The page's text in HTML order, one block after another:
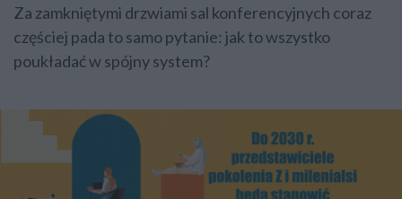
Za zamkniętymi drzwiami sal konferencyjnych coraz
częściej pada to samo pytanie: jak to wszystko
poukładać w spójny system?